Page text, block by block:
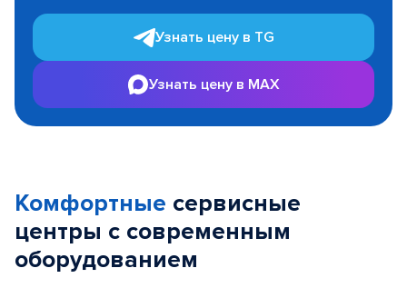
Узнать цену в TG
Узнать цену в MAX
Комфортные сервисные
центры с современным
оборудованием